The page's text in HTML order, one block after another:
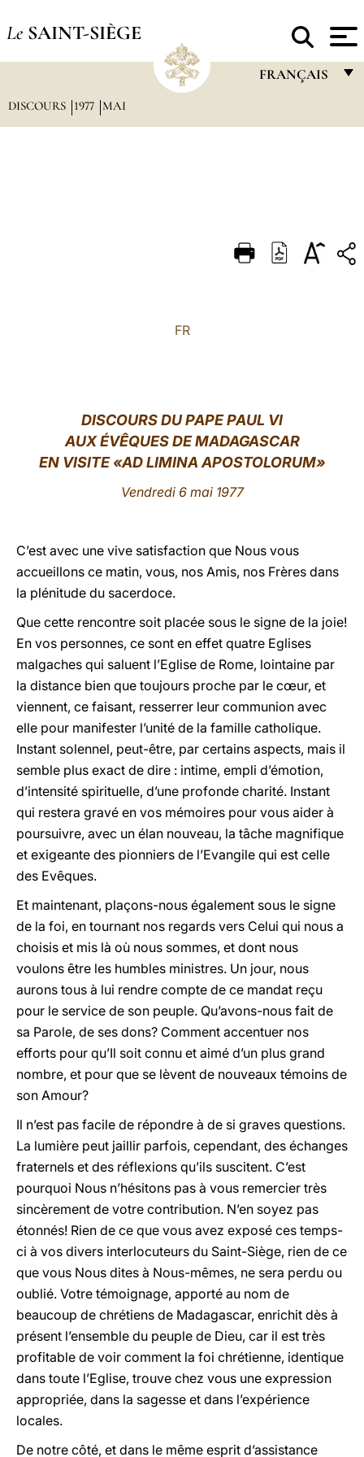
Le SAINT-SIÈGE
FRANÇAIS
DEUTSCH
DISCOURS 1977 MAI
FR
DISCOURS DU PAPE PAUL VI
AUX ÉVÊQUES DE MADAGASCAR
EN VISITE «AD LIMINA APOSTOLORUM»
Vendredi 6 mai 1977
C’est avec une vive satisfaction que Nous vous
accueillons ce matin, vous, nos Amis, nos Frères dans
la plénitude du sacerdoce.
Que cette rencontre soit placée sous le signe de la joie!
En vos personnes, ce sont en effet quatre Eglises
malgaches qui saluent l’Eglise de Rome, lointaine par
la distance bien que toujours proche par le cœur, et
viennent, ce faisant, resserrer leur communion avec
elle pour manifester l’unité de la famille catholique.
Instant solennel, peut-être, par certains aspects, mais il
semble plus exact de dire : intime, empli d’émotion,
d’intensité spirituelle, d’une profonde charité. Instant
qui restera gravé en vos mémoires pour vous aider à
poursuivre, avec un élan nouveau, la tâche magnifique
et exigeante des pionniers de l’Evangile qui est celle
des Evêques.
Et maintenant, plaçons-nous également sous le signe
de la foi, en tournant nos regards vers Celui qui nous a
choisis et mis là où nous sommes, et dont nous
voulons être les humbles ministres. Un jour, nous
aurons tous à lui rendre compte de ce mandat reçu
pour le service de son peuple. Qu’avons-nous fait de
sa Parole, de ses dons? Comment accentuer nos
efforts pour qu’Il soit connu et aimé d’un plus grand
nombre, et pour que se lèvent de nouveaux témoins de
son Amour?
Il n’est pas facile de répondre à de si graves questions.
La lumière peut jaillir parfois, cependant, des échanges
fraternels et des réflexions qu’ils suscitent. C’est
pourquoi Nous n’hésitons pas à vous remercier très
sincèrement de votre contribution. N’en soyez pas
étonnés! Rien de ce que vous avez exposé ces temps-
ci à vos divers interlocuteurs du Saint-Siège, rien de ce
que vous Nous dites à Nous-mêmes, ne sera perdu ou
oublié. Votre témoignage, apporté au nom de
beaucoup de chrétiens de Madagascar, enrichit dès à
présent l’ensemble du peuple de Dieu, car il est très
profitable de voir comment la foi chrétienne, identique
dans toute l’Eglise, trouve chez vous une expression
appropriée, dans la sagesse et dans l’expérience
locales.
De notre côté, et dans le même esprit d’assistance